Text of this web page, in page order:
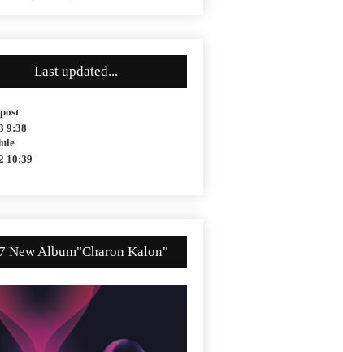
Last updated...
9:38
10:39
New Album"Charon Kalon"